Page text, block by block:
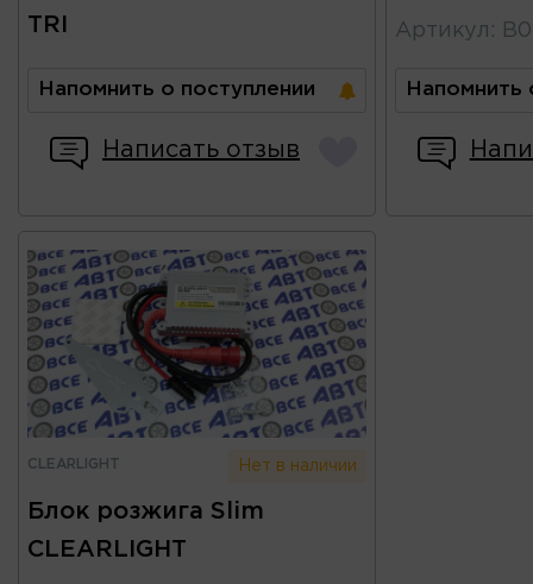
TRI
Напомнить о поступлении
Написать отзыв
Артикул :
Напомнить
CLEARLIGHT Нет в наличии
Блок розжига Slim
CLEARLIGHT